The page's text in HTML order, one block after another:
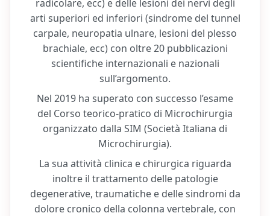
radicolare, ecc) e delle lesioni dei nervi degli
arti superiori ed inferiori (sindrome del tunnel
carpale, neuropatia ulnare, lesioni del plesso
brachiale, ecc) con oltre 20 pubblicazioni
scientifiche internazionali e nazionali
sull’argomento.
Nel 2019 ha superato con successo l’esame
del Corso teorico-pratico di Microchirurgia
organizzato dalla SIM (Società Italiana di
Microchirurgia).
La sua attività clinica e chirurgica riguarda
inoltre il trattamento delle patologie
degenerative, traumatiche e delle sindromi da
dolore cronico della colonna vertebrale, con